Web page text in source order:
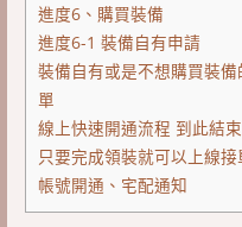
進度6、購買裝備
進度6-1 裝備自有申請
裝備自有或是不想購買裝
單
線上快速開通流程 到此結
只要完成領裝就可以上線接
帳號開通、宅配通知